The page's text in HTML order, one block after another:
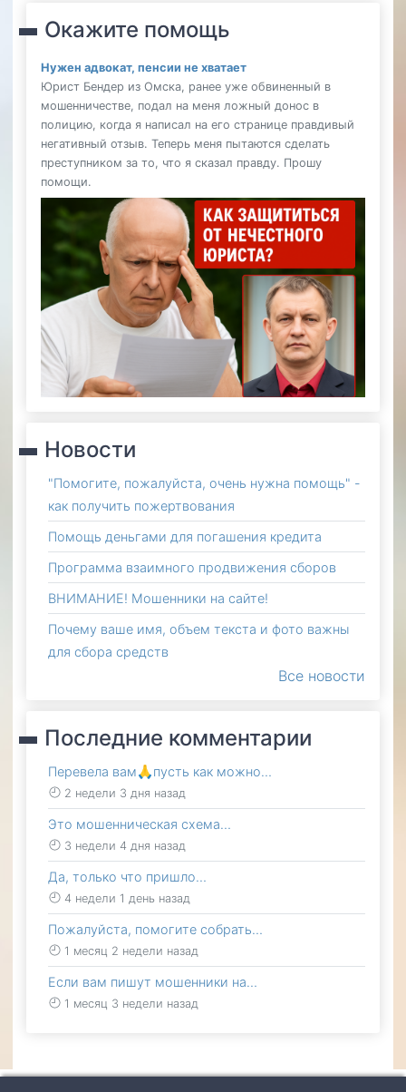
Окажите помощь
Нужен адвокат, пенсии не хватает
Юрист Бендер из Омска, ранее уже обвиненный в
мошенничестве, подал на меня ложный донос в
полицию, когда я написал на его странице правдивый
негативный отзыв. Теперь меня пытаются сделать
преступником за то, что я сказал правду. Прошу
помощи.
Новости
"Помогите, пожалуйста, очень нужна помощь" -
как получить пожертвования
Помощь деньгами для погашения кредита
Программа взаимного продвижения сборов
ВНИМАНИЕ! Мошенники на сайте!
Почему ваше имя, объем текста и фото важны
для сбора средств
Все новости
Последние комментарии
Перевела вам🙏пусть как можно…
2 недели 3 дня назад
Это мошенническая схема…
3 недели 4 дня назад
Да, только что пришло…
4 недели 1 день назад
Пожалуйста, помогите собрать…
1 месяц 2 недели назад
Если вам пишут мошенники на…
1 месяц 3 недели назад